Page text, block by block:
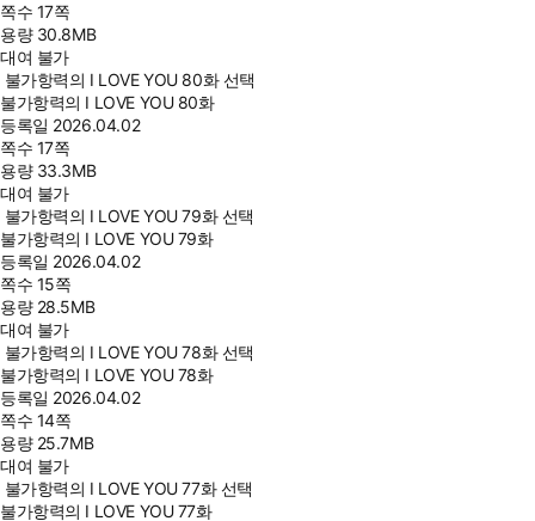
쪽수 17쪽
용량 30.8MB
대여 불가
불가항력의 I LOVE YOU 80화 선택
불가항력의 I LOVE YOU 80화
등록일 2026.04.02
쪽수 17쪽
용량 33.3MB
대여 불가
불가항력의 I LOVE YOU 79화 선택
불가항력의 I LOVE YOU 79화
등록일 2026.04.02
쪽수 15쪽
용량 28.5MB
대여 불가
불가항력의 I LOVE YOU 78화 선택
불가항력의 I LOVE YOU 78화
등록일 2026.04.02
쪽수 14쪽
용량 25.7MB
대여 불가
불가항력의 I LOVE YOU 77화 선택
불가항력의 I LOVE YOU 77화